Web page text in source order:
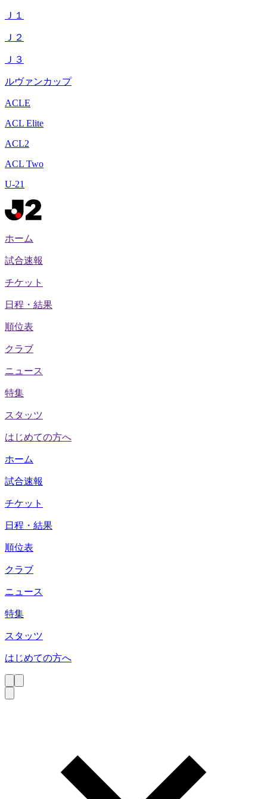
Ｊ１
Ｊ２
Ｊ３
ルヴァンカップ
ACLE
ACL Elite
ACL2
ACL Two
U-21
ホーム
試合速報
チケット
日程・結果
順位表
クラブ
ニュース
特集
スタッツ
はじめての方へ
ホーム
試合速報
チケット
日程・結果
順位表
クラブ
ニュース
特集
スタッツ
はじめての方へ